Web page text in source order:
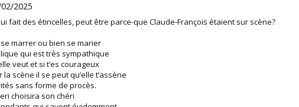
2025
fait des étincelles, peut être parce-que Claude-François étaient sur scène?
marrer ou bien se marier
qui est très sympathique
veut et si t’es courageux
scène il se peut qu’elle t’assène
sans forme de procès.
choisira son chéri